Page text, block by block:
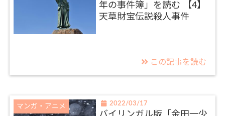
年の事件簿」を読む 【4】
天草財宝伝説殺人事件
この記事を読む
マンガ・アニメ 2022/03/17